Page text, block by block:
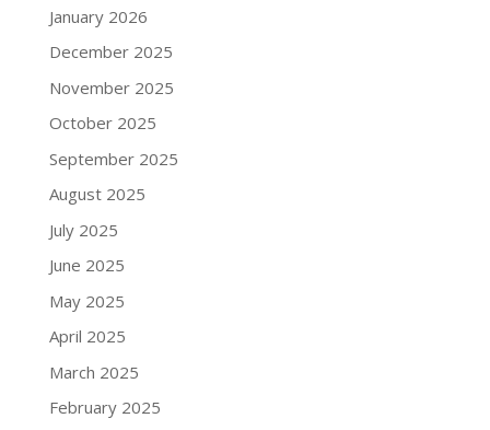
January 2026
December 2025
November 2025
October 2025
September 2025
August 2025
July 2025
June 2025
May 2025
April 2025
March 2025
February 2025